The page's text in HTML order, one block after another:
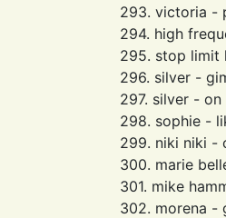
293. victoria -
294. high
295. stop limit
296. silver -
297. silver -
298. sophie -
299. niki niki -
300. marie
301. mike
302. morena -